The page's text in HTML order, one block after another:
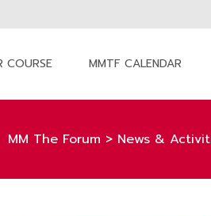
COURSE MMTF CALENDAR
MM The Forum > News &